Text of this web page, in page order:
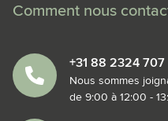
Comment nous
+31 88 2324 707
Nous sommes
de 9:00 à 12:00 -